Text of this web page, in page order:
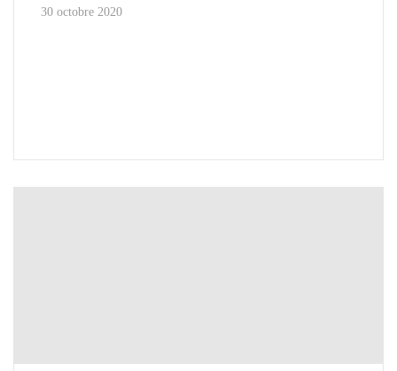
30 octobre 2020